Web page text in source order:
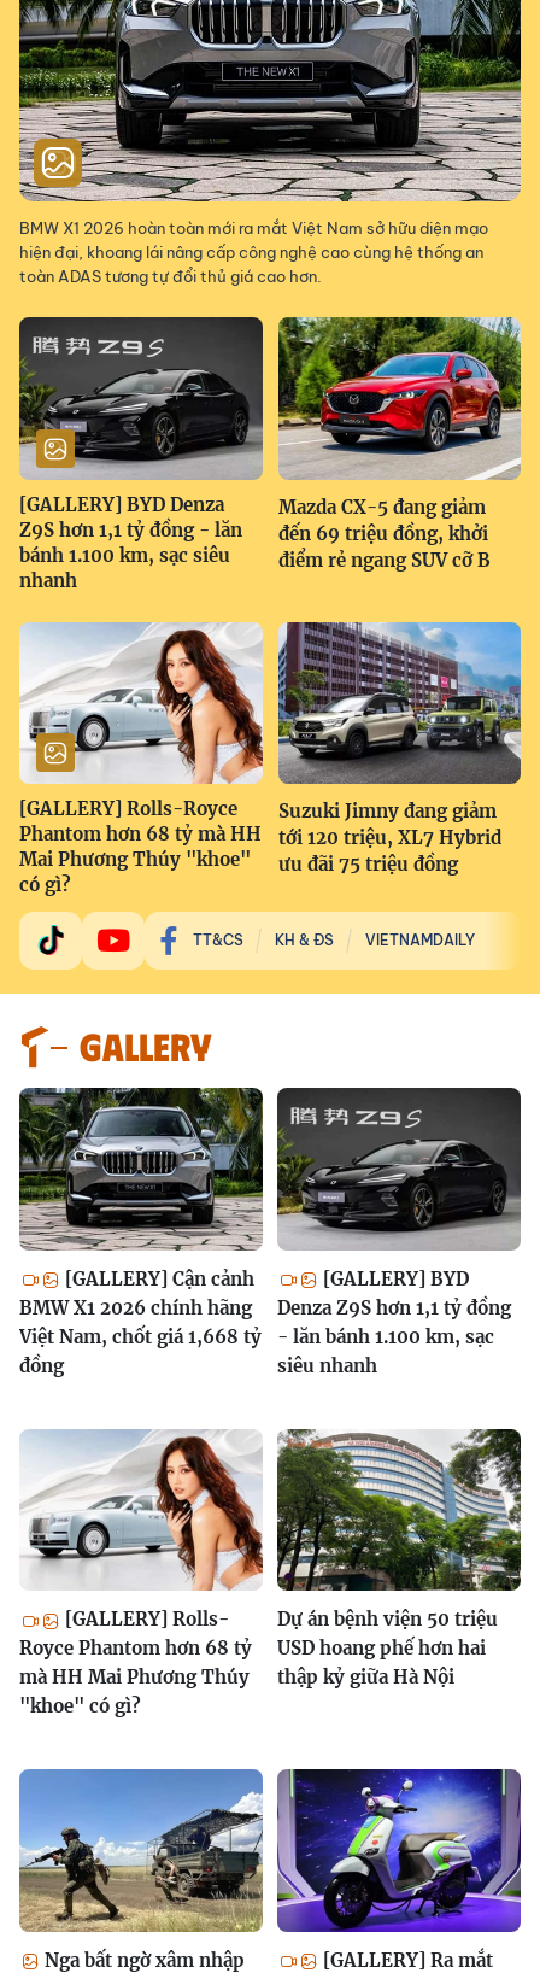
BMW X1 2026 hoàn toàn mới ra mắt Việt Nam sở hữu diện mạo
hiện đại, khoang lái nâng cấp công nghệ cao cùng hệ thống an
toàn ADAS tương tự đổi thủ giá cao hơn.
[GALLERY] BYD Denza
Z9S hơn 1,1 tỷ đồng - lăn
bánh 1.100 km, sạc siêu
nhanh
Mazda CX-5 đang giảm
đến 69 triệu đồng, khởi
điểm rẻ ngang SUV cỡ B
[GALLERY] Rolls-Royce
Phantom hơn 68 tỷ mà HH
Mai Phương Thúy "khoe"
có gì?
Suzuki Jimny đang giảm
tới 120 triệu, XL7 Hybrid
ưu đãi 75 triệu đồng
TT&CS KH & ĐS VIETNAMDAILY
GALLERY
[GALLERY] Cận cảnh
BMW X1 2026 chính hãng
Việt Nam, chốt giá 1,668 tỷ
đồng
[GALLERY] BYD
Denza Z9S hơn 1,1 tỷ đồng
- lăn bánh 1.100 km, sạc
siêu nhanh
[GALLERY] Rolls-
Royce Phantom hơn 68 tỷ
mà HH Mai Phương Thúy
"khoe" có gì?
Dự án bệnh viện 50 triệu
USD hoang phế hơn hai
thập kỷ giữa Hà Nội
Nga bất ngờ xâm nhập
[GALLERY] Ra mắt